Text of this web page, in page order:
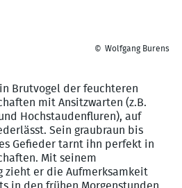
© Wolfgang Burens
Brutvogel der feuchteren
mit Ansitzwarten (z.B.
Hochstaudenfluren), auf
Sein graubraun bis
Gefieder tarnt ihn perfekt in
Mit seinem
zieht er die Aufmerksamkeit